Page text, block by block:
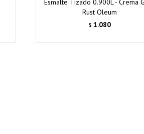
Esmalte Tizado 0.900L - Crema
Rust Oleum
$ 1.080